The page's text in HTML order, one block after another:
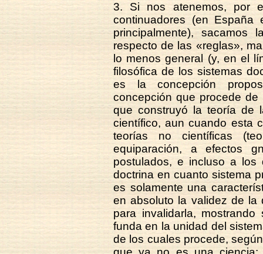
3. Si nos atenemos, por
continuadores (en
principalmente), sacamos
respecto de las «reglas»,
lo menos general (y, en el
filosófica de los sistemas
es la concepción
concepción que procede
que construyó la teoría de
científico, aun cuando esta
teorías no científicas
equiparación, a efectos
postulados, e incluso a los
doctrina en cuanto sistema
es solamente una
en absoluto la validez de la
para invalidarla,
funda en la unidad del
de los cuales procede,